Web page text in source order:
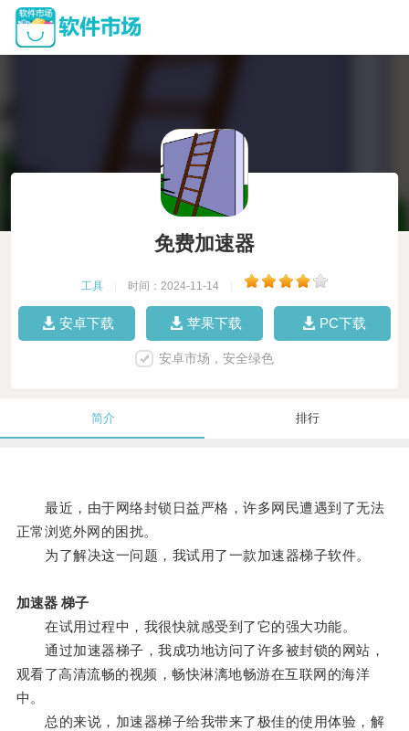
免费加速器
工具 时间：2024-11-14
安卓下载 苹果下载 PC下载
安卓市场，安全绿色
简介 排行
最近，由于网络封锁日益严格，许多网民遭遇到了无法
正常浏览外网的困扰。
为了解决这一问题，我试用了一款加速器梯子软件。
加速器 梯子
在试用过程中，我很快就感受到了它的强大功能。
通过加速器梯子，我成功地访问了许多被封锁的网站，
观看了高清流畅的视频，畅快淋漓地畅游在互联网的海洋
中。
总的来说，加速器梯子给我带来了极佳的使用体验，解